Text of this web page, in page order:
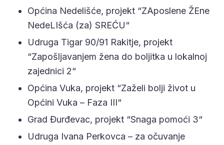
Općina Nedelišće, projekt “ZAposlene ŽEne
NedeLIšća (za) SREĆU“
Udruga Tigar 90/91 Rakitje, projekt
“Zapošljavanjem žena do boljitka u lokalnoj
zajednici 2“
Općina Vuka, projekt “Zaželi bolji život u
Općini Vuka – Faza III“
Grad Đurđevac, projekt “Snaga pomoći 3“
Udruga Ivana Perkovca – za očuvanje